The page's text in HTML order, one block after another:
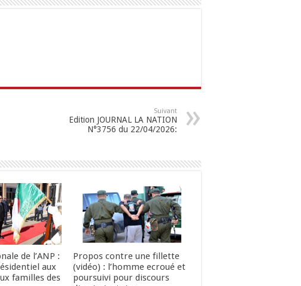
Suivant
Edition JOURNAL LA NATION
N°3756 du 22/04/2026:
de l’ANP :
aux
familles des
Propos contre une fillette
(vidéo) : l’homme ecroué et
poursuivi pour discours